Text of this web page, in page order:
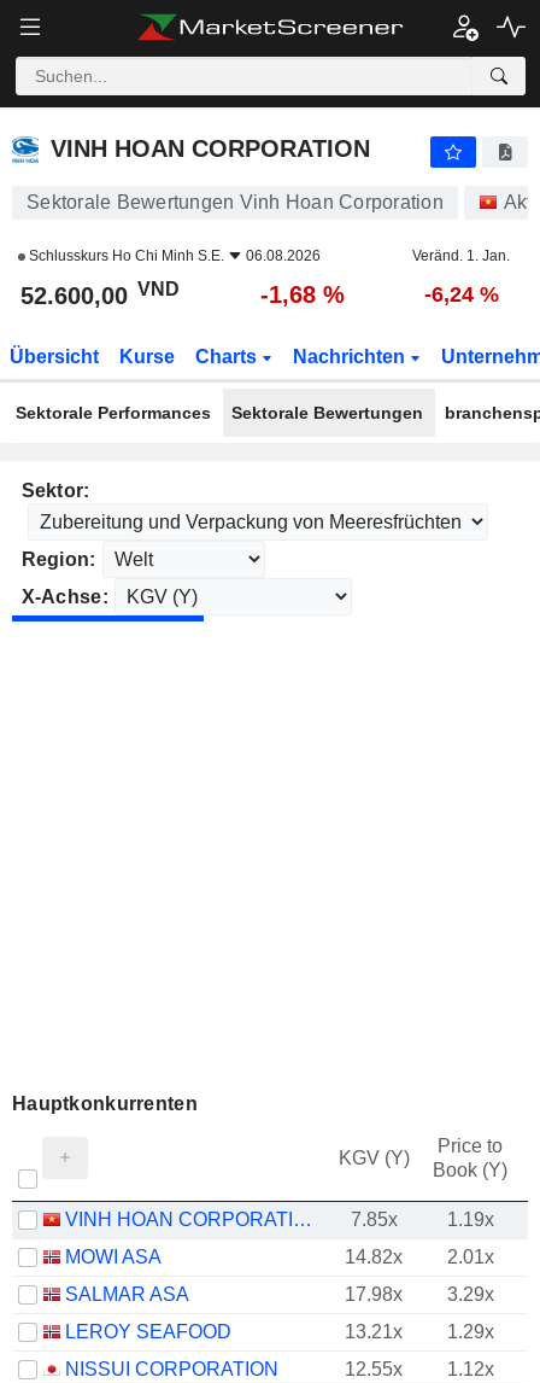
VINH HOAN CORPORATION
Sektorale Bewertungen Vinh Hoan Corporation
Schlusskurs Ho Chi Minh S.E. 06.08.2026 Veränd. 1. Jan.
52.600,00 VND -1,68 % -6,24 %
Übersicht Kurse Charts Nachrichten
Sektorale Performances Sektorale Bewertungen
Sektor:
Region:
X-Achse:
Hauptkonkurrenten
KGV (Y)
Price to
Book (Y)
VINH HOAN CORPORATION 7.85x
1.19x
MOWI ASA
14.82x
2.01x
SALMAR ASA
17.98x
3.29x
LEROY SEAFOOD
13.21x
1.29x
NISSUI CORPORATION
12.55x
1.12x